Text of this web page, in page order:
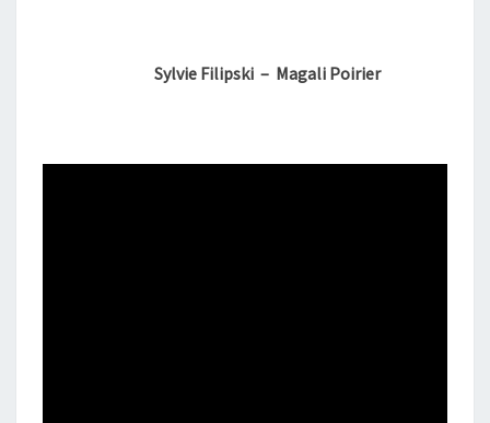
Sylvie Filipski – Magali Poirier